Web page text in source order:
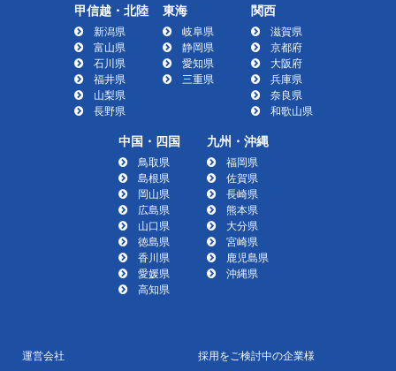
甲信越・北陸
新潟県
富山県
石川県
福井県
山梨県
長野県
東海
岐阜県
静岡県
愛知県
三重県
関西
滋賀県
京都府
大阪府
兵庫県
奈良県
和歌山県
中国・四国
鳥取県
島根県
岡山県
広島県
山口県
徳島県
香川県
愛媛県
高知県
九州・沖縄
福岡県
佐賀県
長崎県
熊本県
大分県
宮崎県
鹿児島県
沖縄県
運営会社 採用をご検討中の企業様